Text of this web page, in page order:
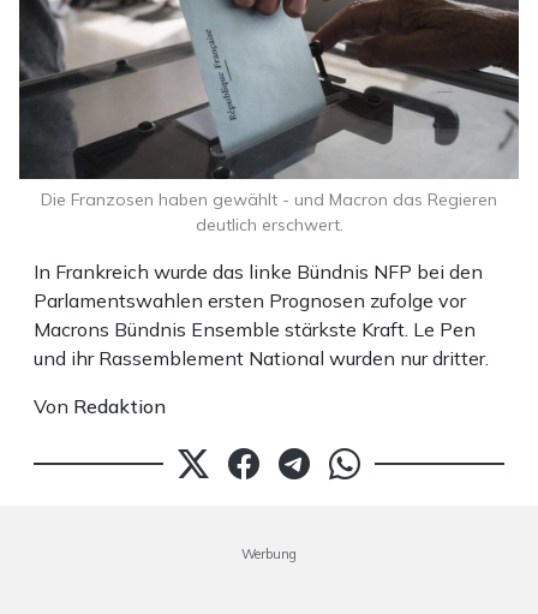
In Frankreich wurde das linke Bündnis NFP bei den
Parlamentswahlen ersten Prognosen zufolge vor
Macrons Bündnis Ensemble stärkste Kraft. Le Pen
und ihr Rassemblement National wurden nur dritter.
Von Redaktion
Die Franzosen haben gewählt - und Macron das Regieren
deutlich erschwert.
Werbung